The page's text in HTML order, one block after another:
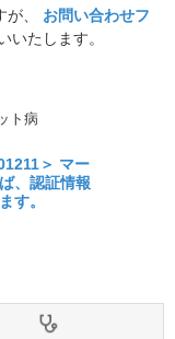
が、 お問い合わせフ
いたします。
ト病